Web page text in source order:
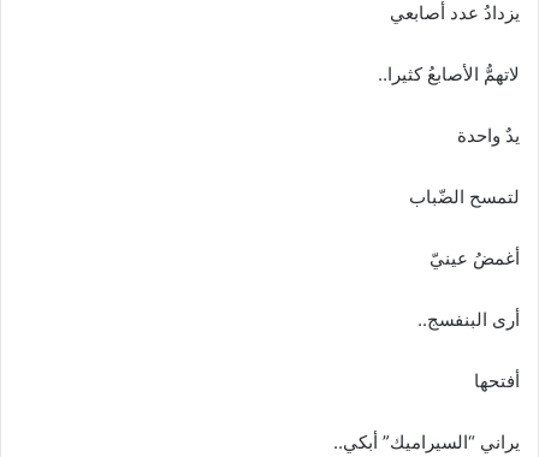
يزدادُ عدد أصابعي
لاتهمُّ الأصابعُ كثيرا..
يدٌ واحدة
لتمسح الضّباب
أغمضُ عينيّ
أرى البنفسج..
أفتحها
يراني “السيراميك” أبكي..